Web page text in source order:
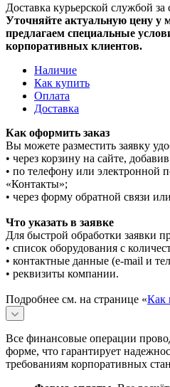
Доставка курьерской службой за
Уточняйте актуальную цену у
предлагаем специальные
корпоративных клиентов.
Наличие
Как купить
Оплата
Доставка
Как оформить заказ
Вы можете разместить заявку
• через корзину на сайте,
• по телефону или электронной
«Контакты»;
• через форму обратной связи
Что указать в заявке
Для быстрой обработки заявки
• список оборудования с
• контактные данные (e-mail и
• реквизиты компании.
Подробнее см. на странице «Как
Все финансовые операции
форме, что гарантирует
требованиям корпоративных